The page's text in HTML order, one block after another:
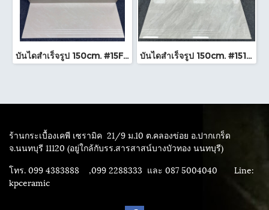
บันไดสำเร็จรูป 150cm. #15FG115 ผิวด้าน บันไดสำเร็จรูป 150cm. #151873 ผิวเงา
ร้านกระเบื้องเคพี เซรามิค 21/9 ม.10 ต.คลองข่อย อ.ปากเกร็ด
จ.นนทบุรี 11120 (อยู่ใกล้กับรร.สารสาสน์บางบัวทอง นนทบุรี)
โทร. 099 4383888 ,099 2288333 และ 087 5004040 Line:
kpceramic